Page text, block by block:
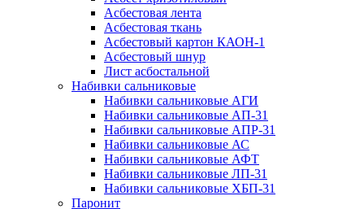
Асбестовая лента
Асбестовая ткань
Асбестовый картон КАОН-1
Асбестовый шнур
Лист асбостальной
Набивки сальниковые
Набивки сальниковые АГИ
Набивки сальниковые АП-31
Набивки сальниковые АПР-31
Набивки сальниковые АС
Набивки сальниковые АФТ
Набивки сальниковые ЛП-31
Набивки сальниковые ХБП-31
Паронит